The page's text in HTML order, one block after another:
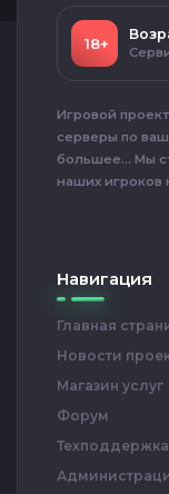
18+
Игровой проект
серверы по
большее... Мы
наших
Навигация
Главная
Новости
Магазин услуг
Форум
Техподдержка